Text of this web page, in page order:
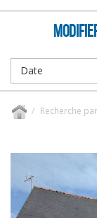
Date
Recherche